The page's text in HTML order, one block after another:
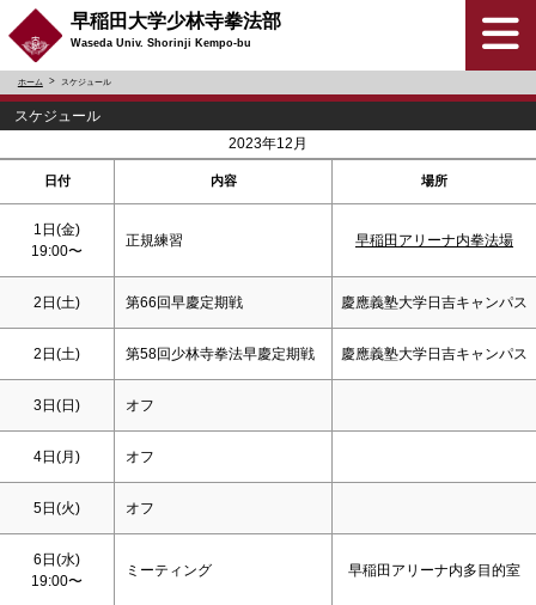
早稲田大学少林寺拳法部
Waseda Univ. Shorinji Kempo-bu
ホーム スケジュール
スケジュール
2023年12月
日付 内容 場所
1日(金)
19:00〜
正規練習 早稲田アリーナ内拳法場
2日(土) 第66回早慶定期戦 慶應義塾大学日吉キャンパス
2日(土) 第58回少林寺拳法早慶定期戦 慶應義塾大学日吉キャンパス
3日(日) オフ
4日(月) オフ
5日(火) オフ
6日(水)
19:00〜
ミーティング 早稲田アリーナ内多目的室